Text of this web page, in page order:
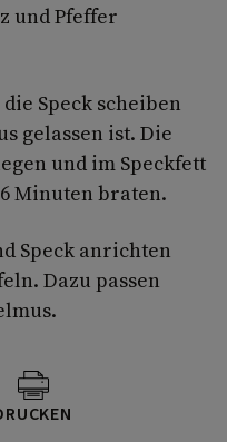
und Pfeffer
Speck scheiben
gelassen ist. Die
und im Speckfett
Minuten braten.
Speck anrichten
Dazu passen